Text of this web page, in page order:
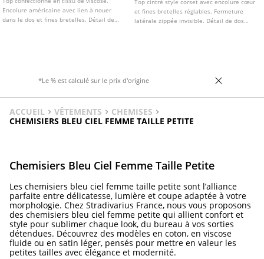
Encolure américaine avec lien à nouer
dans le dos et fines bretelles. Détail de
Top cintré style corset avec encolure cœur
et fines bretelles réglables. Fermeture
latérale zippée invisible. Détail de dos
*Le % est calculé sur le prix d'origine
ACCUEIL VÊTEMENTS
CHEMISES
CHEMISIERS BLEU CIEL FEMME TAILLE PETITE
Chemisiers Bleu Ciel Femme Taille Petite
Les chemisiers bleu ciel femme taille petite sont l’alliance
parfaite entre délicatesse, lumière et coupe adaptée à votre
morphologie. Chez Stradivarius France, nous vous proposons
des chemisiers bleu ciel femme petite qui allient confort et
style pour sublimer chaque look, du bureau à vos sorties
détendues. Découvrez des modèles en coton, en viscose
fluide ou en satin léger, pensés pour mettre en valeur les
petites tailles avec élégance et modernité.